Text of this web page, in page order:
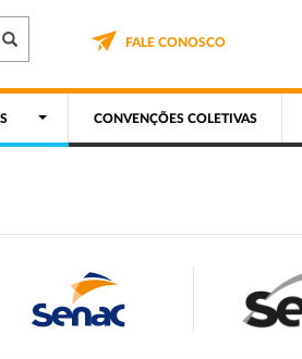
FALE CONOSCO
CONVENÇÕES COLETIVAS